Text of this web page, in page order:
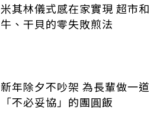
米其林儀式感在家實現 超市和
牛、干貝的零失敗煎法
新年除夕不吵架 為長輩做一道
「不必妥協」的團圓飯